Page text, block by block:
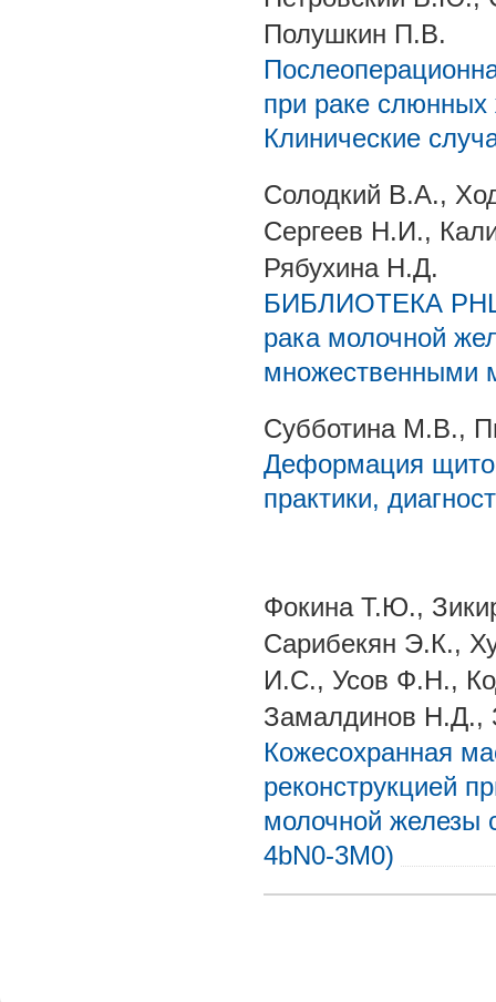
Полушкин П.В.
при раке слюнных
Клинические
Солодкий В.А.,
Сергеев Н.И.,
Рябухина Н.Д.
БИБЛИОТЕКА
рака молочной
множественными
Субботина М.В.,
Деформация
практики,
Фокина Т.Ю.,
Сарибекян Э.К.,
И.С., Усов Ф.Н.,
Замалдинов Н.Д.,
Кожесохранная
реконструкцией
молочной железы
4bN0-3M0)